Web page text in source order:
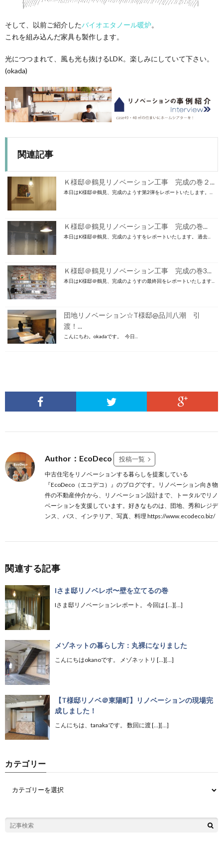
そして、以前ご紹介したバイオエタノール暖炉。
これを組み込んだ家具も製作します。
光につつまれて、風も光も抜けるLDK。楽しみにしていて下さい。
(okada)
関連記事
Ｋ様邸＠鶴見リノベーション工事 完成の巻２...
本日はK様邸＠鶴見、完成のようす第2弾をレポートいたします。...
Ｋ様邸＠鶴見リノベーション工事 完成の巻...
本日はK様邸＠鶴見、完成のようすをレポートいたします。 過去...
Ｋ様邸＠鶴見リノベーション工事 完成の巻3...
本日はK様邸＠鶴見、完成のようすの最終回をレポートいたします...
団地リノベーション☆T様邸@品川八潮 引
渡！...
こんにちわ。okadaです。 今日...
Author：EcoDeco 投稿一覧
中古住宅をリノベーションする暮らしを提案している
『EcoDeco（エコデコ）』のブログです。リノベーション向き物
件の不動産仲介から、リノベーション設計まで、トータルでリノ
ベーションを支援しています。好きなものは、団地、秀和レジデ
ンス、バス、インテリア、写真、料理 https://www.ecodeco.biz/
関連する記事
Iさま邸リノベレポ〜壁を立てるの巻
Iさま邸リノベーションレポート。 今回は […][…]
メゾネットの暮らし方：丸裸になりました
こんにちはokanoです。 メゾネットリ […][…]
【T様邸リノベ＠東陽町】リノベーションの現場完
成しました！
こんにちは、tanakaです。 数回に渡 […][…]
カテゴリー